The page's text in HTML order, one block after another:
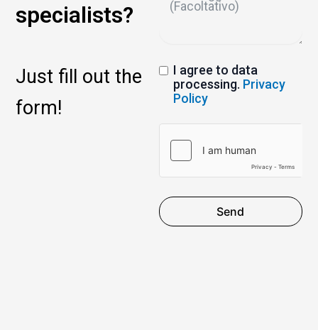
specialists?
Just fill out the
form!
I agree to data
processing. Privacy
Policy
Send